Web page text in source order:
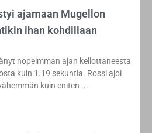
ajamaan Mugellon
ihan kohdillaan
nopeimman ajan kellottaneesta
kuin 1.19 sekuntia. Rossi ajoi
kuin eniten